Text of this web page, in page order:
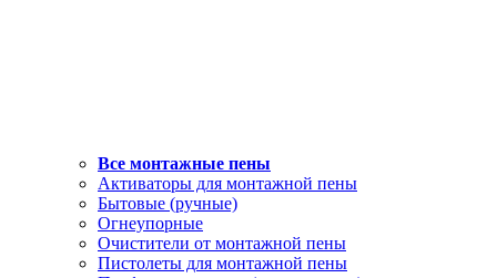
Все монтажные пены
Активаторы для монтажной пены
Бытовые (ручные)
Огнеупорные
Очистители от монтажной пены
Пистолеты для монтажной пены